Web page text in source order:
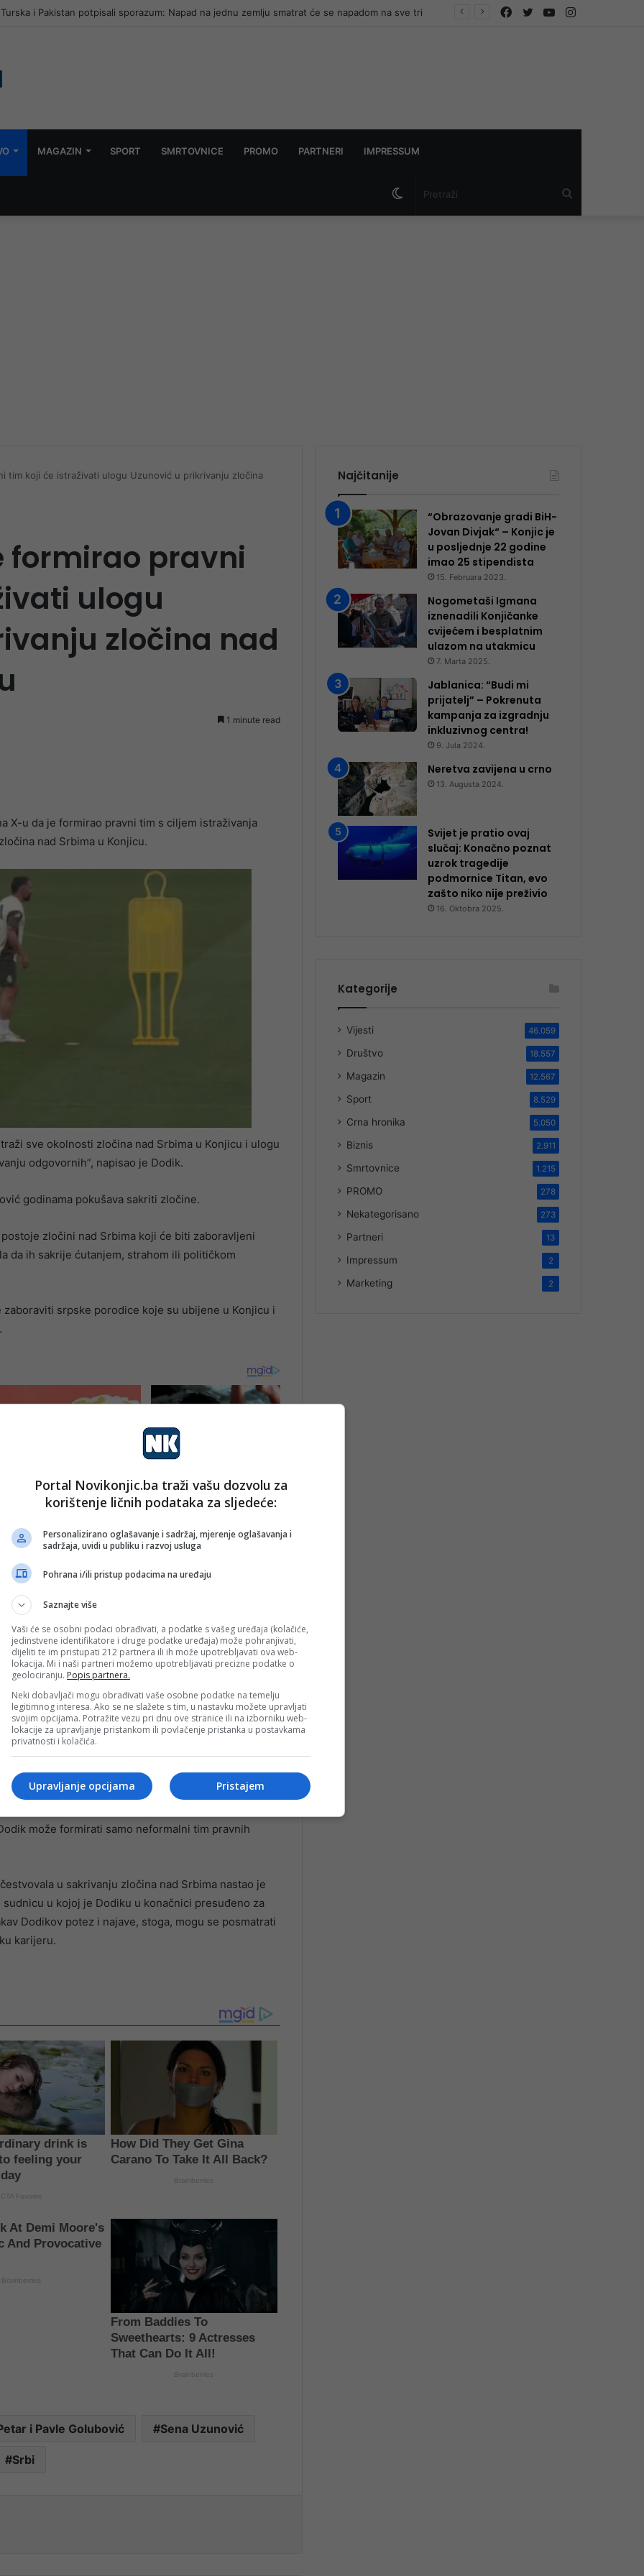
i Pakistan potpisali sporazum: Napad na jednu zemlju smatrat će se napadom na sve tri Instagram
YouTube
Twitter
Facebook
MAGAZIN SPORT SMRTOVNICE PROMO PARTNERI IMPRESSUM
Switch
tim koji će istraživati ulogu Uzunović u prikrivanju zločina
formirao pravni
ulogu
zločina nad
1 minute read
X-u da je formirao pravni tim s ciljem istraživanja
nad Srbima u Konjicu.
sve okolnosti zločina nad Srbima u Konjicu i ulogu
odgovornih”, napisao je Dodik.
godinama pokušava sakriti zločine.
zločini nad Srbima koji će biti zaboravljeni
da ih sakrije ćutanjem, strahom ili političkom
srpske porodice koje su ubijene u Konjicu i
ubijenih u Konjicu i Bradini. Nećemo zaboraviti ni
su stradale samo zato što su bile srpske. Kao što
postoji Republika Srpska, postojat će i obaveza da se
je Dodik u objavi na X-u.
na to da on nema zvaničnu ulogu u
mogao biti vođen u nekom od tužilaštava na
može formirati samo neformalni tim pravnih
u sakrivanju zločina nad Srbima nastao je
u kojoj je Dodiku u konačnici presuđeno za
Dodikov potez i najave, stoga, mogu se posmatrati
karijeru.
i Pavle Golubović Sena Uzunović
Srbi
Najčitanije
“Obrazovanje gradi BiH-
Jovan Divjak“ – Konjic je
u posljednje 22 godine
imao 25 ​​stipendista
15. Februara 2023.
Nogometaši Igmana
iznenadili Konjičanke
cvijećem i besplatnim
ulazom na utakmicu
7. Marta 2025.
Jablanica: “Budi mi
prijatelj” – Pokrenuta
kampanja za izgradnju
inkluzivnog centra!
9. Jula 2024.
Neretva zavijena u crno
13. Augusta 2024.
Svijet je pratio ovaj
slučaj: Konačno poznat
uzrok tragedije
podmornice Titan, evo
zašto niko nije preživio
16. Oktobra 2025.
Kategorije
Vijesti 46.059
Društvo 18.557
Magazin 12.567
Sport 8.529
Crna hronika 5.050
Biznis 2.911
Smrtovnice 1.215
PROMO 278
Nekategorisano 273
Partneri 13
Impressum 2
Marketing 2
Portal Novikonjic.ba traži vašu dozvolu za
korištenje ličnih podataka za sljedeće:
Personalizirano oglašavanje i sadržaj, mjerenje oglašavanja i
sadržaja, uvidi u publiku i razvoj usluga
Pohrana i/ili pristup podacima na uređaju
Saznajte više
Vaši će se osobni podaci obrađivati, a podatke s vašeg uređaja (kolačiće,
jedinstvene identifikatore i druge podatke uređaja) može pohranjivati,
dijeliti te im pristupati 212 partnera ili ih može upotrebljavati ova web-
lokacija. Mi i naši partneri možemo upotrebljavati precizne podatke o
geolociranju. Popis partnera.
Neki dobavljači mogu obrađivati vaše osobne podatke na temelju
legitimnog interesa. Ako se ne slažete s tim, u nastavku možete upravljati
svojim opcijama. Potražite vezu pri dnu ove stranice ili na izborniku web-
lokacije za upravljanje pristankom ili povlačenje pristanka u postavkama
privatnosti i kolačića.
Pristajem
Upravljanje opcijama